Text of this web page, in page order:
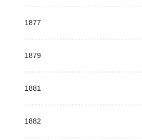
1877
1879
1881
1882